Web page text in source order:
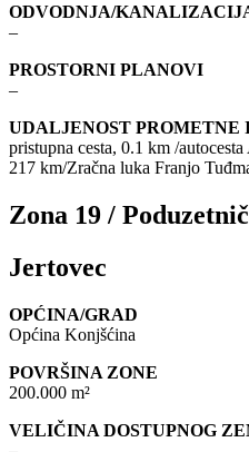
ODVODNJA/
–
PROSTORNI PLANOVI
–
UDALJENOST PROMETNE
pristupna cesta, 0.1 km /
217 km/Zračna luka Franjo
Zona 19 /
Jertovec
OPĆINA/GRAD
Općina Konjšćina
POVRŠINA ZONE
200.000 m²
VELIČINA DOSTUPNOG